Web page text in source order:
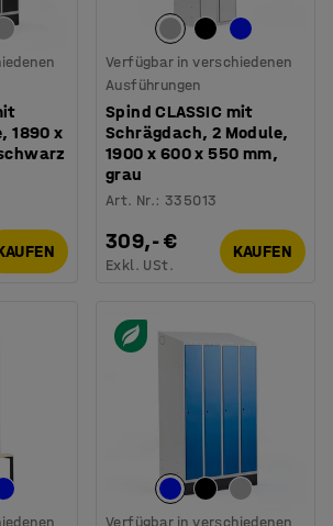
1890 x
Verfügbar in verschiedenen
Ausführungen
Spind CLASSIC mit
Schrägdach, 2 Module,
1900 x 600 x 550 mm,
grau
Art. Nr.:335013
309,- €
Exkl. USt.
KAUFEN
Verfügbar in verschiedenen